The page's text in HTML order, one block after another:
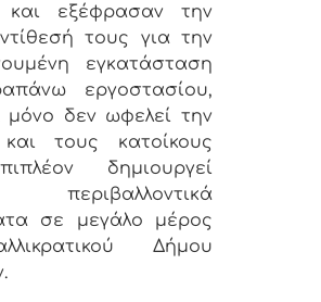
εξέφρασαν την
τους για την
εγκατάσταση
εργοστασίου,
μόνο δεν ωφελεί την
τους κατοίκους
δημιουργεί
περιβαλλοντικά
σε μεγάλο μέρος
Δήμου